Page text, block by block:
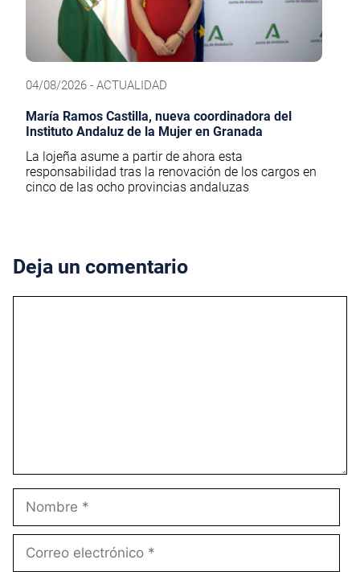
04/08/2026 - ACTUALIDAD
María Ramos Castilla, nueva coordinadora del
Instituto Andaluz de la Mujer en Granada
La lojeña asume a partir de ahora esta
responsabilidad tras la renovación de los cargos en
cinco de las ocho provincias andaluzas
Deja un comentario
electrónico